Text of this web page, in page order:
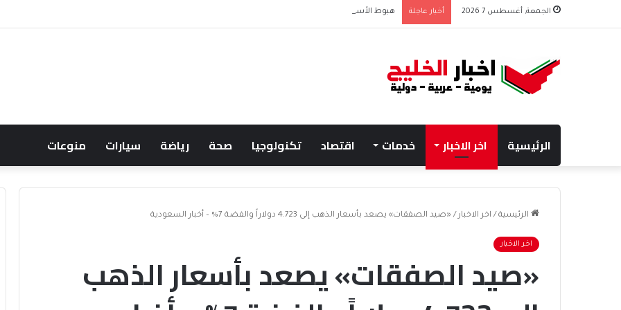
الجمعة, أغسطس 7 2026 أخبار عاجلة هبوط الأسهم والذهب وصعود النفط يعقّد مسار الفدرالي
الرئيسية اخر الاخبار خدمات اقتصاد تكنولوجيا صحة رياضة سيارات منوعات
الرئيسية / اخر الاخبار / «صيد الصفقات» يصعد بأسعار الذهب إلى 4.723 دولاراً والفضة 7% – أخبار السعودية
اخر الاخبار
«صيد الصفقات» يصعد بأسعار الذهب